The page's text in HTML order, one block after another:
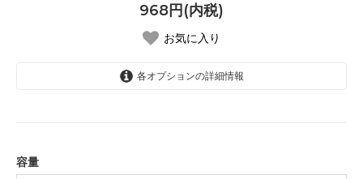
968円(内税)
お気に入り
各オプションの詳細情報
容量